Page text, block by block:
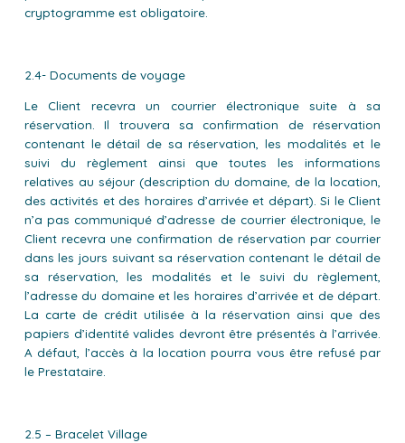
cryptogramme est obligatoire.
2.4- Documents de voyage
Le Client recevra un courrier électronique suite à sa
réservation. Il trouvera sa confirmation de réservation
contenant le détail de sa réservation, les modalités et le
suivi du règlement ainsi que toutes les informations
relatives au séjour (description du domaine, de la location,
des activités et des horaires d’arrivée et départ). Si le Client
n’a pas communiqué d’adresse de courrier électronique, le
Client recevra une confirmation de réservation par courrier
dans les jours suivant sa réservation contenant le détail de
sa réservation, les modalités et le suivi du règlement,
l’adresse du domaine et les horaires d’arrivée et de départ.
La carte de crédit utilisée à la réservation ainsi que des
papiers d’identité valides devront être présentés à l’arrivée.
A défaut, l’accès à la location pourra vous être refusé par
le Prestataire.
2.5 – Bracelet Village